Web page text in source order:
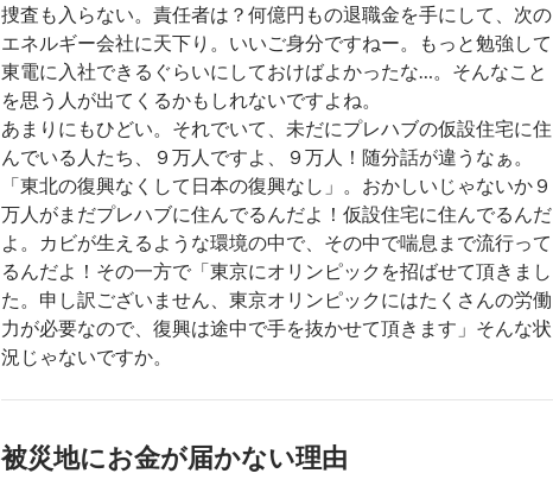
捜査も入らない。責任者は？何億円もの退職金を手にして、次の
エネルギー会社に天下り。いいご身分ですねー。もっと勉強して
東電に入社できるぐらいにしておけばよかったな…。そんなこと
を思う人が出てくるかもしれないですよね。
あまりにもひどい。それでいて、未だにプレハブの仮設住宅に住
んでいる人たち、９万人ですよ、９万人！随分話が違うなぁ。
「東北の復興なくして日本の復興なし」。おかしいじゃないか９
万人がまだプレハブに住んでるんだよ！仮設住宅に住んでるんだ
よ。カビが生えるような環境の中で、その中で喘息まで流行って
るんだよ！その一方で「東京にオリンピックを招ばせて頂きまし
た。申し訳ございません、東京オリンピックにはたくさんの労働
力が必要なので、復興は途中で手を抜かせて頂きます」そんな状
況じゃないですか。
被災地にお金が届かない理由